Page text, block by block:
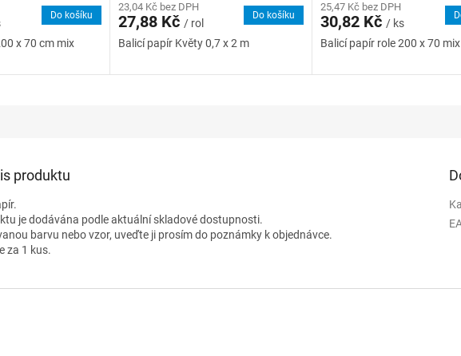
Do košíku
x 70 cm mix
23,04 Kč bez DPH
27,88 Kč/ rol
Do košíku
Balicí papír Květy 0,7 x 2 m
25,47 Kč bez DPH
30,82 Kč / ks
Balicí papír role 200 x 70
produktu
je dodávána podle aktuální skladové dostupnosti.
barvu nebo vzor, uveďte ji prosím do poznámky k objednávce.
za 1 kus.